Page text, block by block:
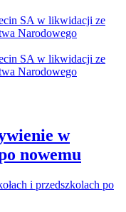
w
nowemu